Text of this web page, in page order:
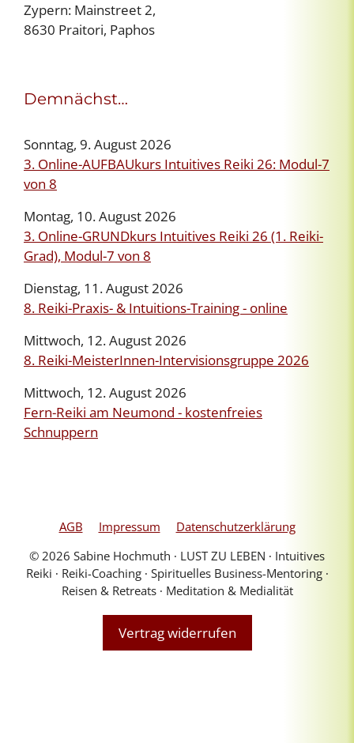
Zypern: Mainstreet 2,
8630 Praitori, Paphos
Demnächst…
Sonntag, 9. August 2026
3. Online-AUFBAUkurs Intuitives Reiki 26: Modul-7
von 8
Montag, 10. August 2026
3. Online-GRUNDkurs Intuitives Reiki 26 (1. Reiki-
Grad), Modul-7 von 8
Dienstag, 11. August 2026
8. Reiki-Praxis- & Intuitions-Training - online
Mittwoch, 12. August 2026
8. Reiki-MeisterInnen-Intervisionsgruppe 2026
Mittwoch, 12. August 2026
Fern-Reiki am Neumond - kostenfreies
Schnuppern
AGB Impressum
Datenschutzerklärung
© 2026 Sabine Hochmuth ∙ LUST ZU LEBEN ∙ Intuitives
Reiki ∙ Reiki-Coaching ∙ Spirituelles Business-Mentoring ∙
Reisen & Retreats ∙ Meditation & Medialität
Vertrag widerrufen